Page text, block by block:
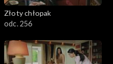
Złoty chłopak
odc. 256